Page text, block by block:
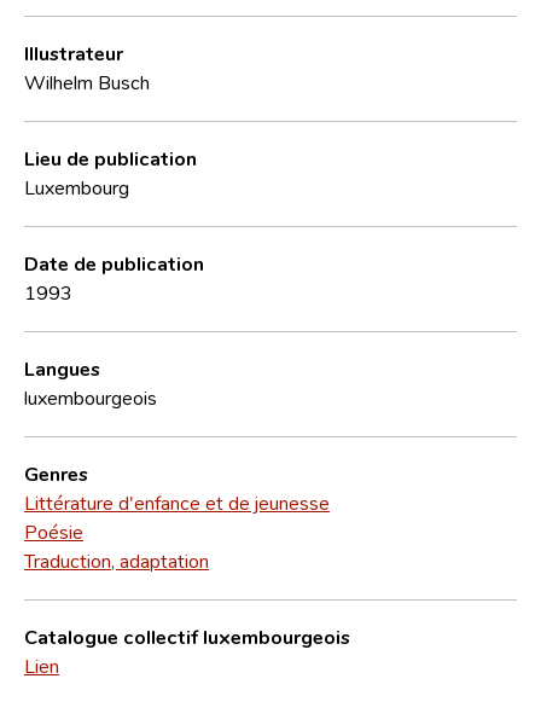
Illustrateur
Wilhelm Busch
Lieu de publication
Luxembourg
Date de publication
1993
Langues
luxembourgeois
Genres
Littérature d'enfance et de jeunesse
Poésie
Traduction, adaptation
Catalogue collectif luxembourgeois
Lien